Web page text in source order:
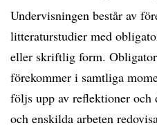
Undervisningen består av
litteraturstudier med
eller skriftlig form.
förekommer i samtliga
följs upp av reflektioner och
och enskilda arbeten